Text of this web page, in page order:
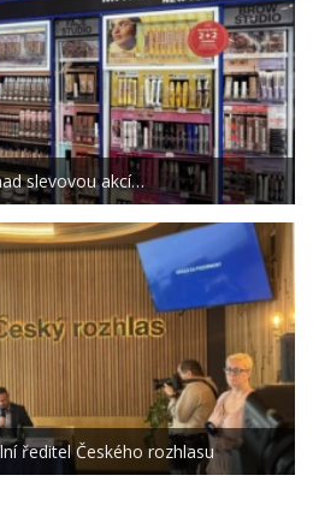
slevovou akcí…
ředitel Českého rozhlasu